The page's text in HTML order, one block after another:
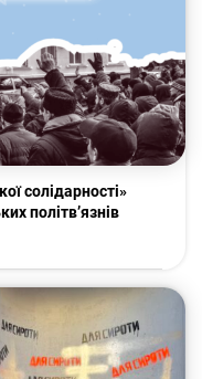
солідарності»
політв’язнів